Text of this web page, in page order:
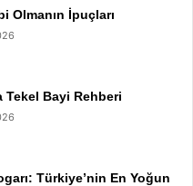
Olmanın İpuçları
Tekel Bayi Rehberi
Türkiye’nin En Yoğun